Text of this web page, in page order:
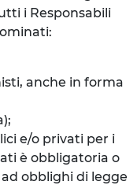
i Responsabili
anche in forma
e/o privati per i
è obbligatoria o
obblighi di legge